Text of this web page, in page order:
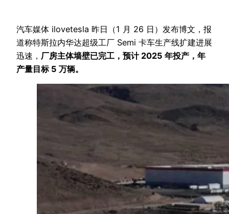
汽车媒体 ilovetesla 昨日（1 月 26 日）发布博文，报
道称特斯拉内华达超级工厂 Semi 卡车生产线扩建进展
迅速， 厂房主体墙壁已完工，预计 2025 年投产，年
产量目标 5 万辆。